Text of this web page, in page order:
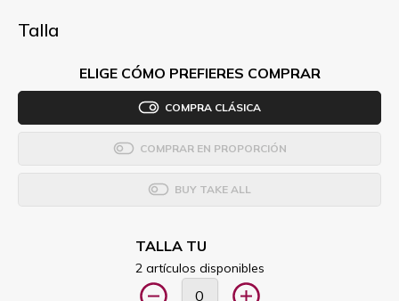
Talla
ELIGE CÓMO PREFIERES COMPRAR
COMPRA CLÁSICA
COMPRAR EN PROPORCIÓN
BUY TAKE ALL
TALLA TU
2 artículos disponibles